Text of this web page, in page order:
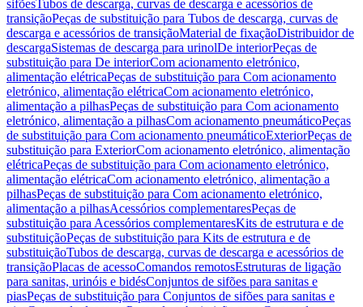
sifõesTubos de descarga, curvas de descarga e acessórios de
transiçãoPeças de substituição para Tubos de descarga, curvas de
descarga e acessórios de transiçãoMaterial de fixaçãoDistribuidor de
descargaSistemas de descarga para urinolDe interiorPeças de
substituição para De interiorCom acionamento eletrónico,
alimentação elétricaPeças de substituição para Com acionamento
eletrónico, alimentação elétricaCom acionamento eletrónico,
alimentação a pilhasPeças de substituição para Com acionamento
eletrónico, alimentação a pilhasCom acionamento pneumáticoPeças
de substituição para Com acionamento pneumáticoExteriorPeças de
substituição para ExteriorCom acionamento eletrónico, alimentação
elétricaPeças de substituição para Com acionamento eletrónico,
alimentação elétricaCom acionamento eletrónico, alimentação a
pilhasPeças de substituição para Com acionamento eletrónico,
alimentação a pilhasAcessórios complementaresPeças de
substituição para Acessórios complementaresKits de estrutura e de
substituiçãoPeças de substituição para Kits de estrutura e de
substituiçãoTubos de descarga, curvas de descarga e acessórios de
transiçãoPlacas de acessoComandos remotosEstruturas de ligação
para sanitas, urinóis e bidésConjuntos de sifões para sanitas e
piasPeças de substituição para Conjuntos de sifões para sanitas e